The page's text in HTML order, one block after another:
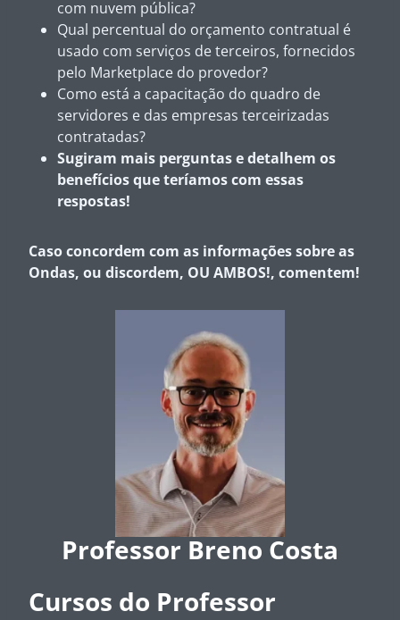
com nuvem pública?
Qual percentual do orçamento contratual é
usado com serviços de terceiros, fornecidos
pelo Marketplace do provedor?
Como está a capacitação do quadro de
servidores e das empresas terceirizadas
contratadas?
Sugiram mais perguntas e detalhem os
benefícios que teríamos com essas
respostas!
Caso concordem com as informações sobre as
Ondas, ou discordem, OU AMBOS!, comentem!
Professor Breno Costa
Cursos do Professor